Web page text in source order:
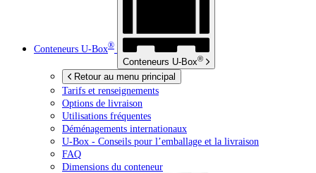
Conteneurs U-Box®
Conteneurs U-Box®
Retour au menu principal
Tarifs et renseignements
Options de livraison
Utilisations fréquentes
Déménagements internationaux
U-Box - Conseils pour l’emballage et la livraison
FAQ
Dimensions du conteneur